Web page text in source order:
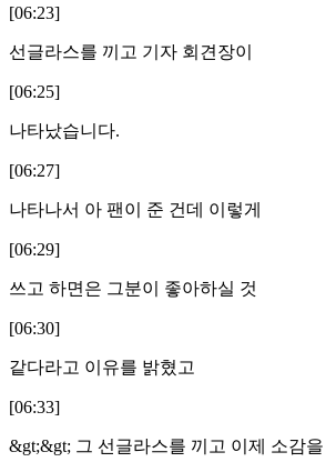
[06:23]
선글라스를 끼고 기자 회견장이
[06:25]
나타났습니다.
[06:27]
나타나서 아 팬이 준 건데 이렇게
[06:29]
쓰고 하면은 그분이 좋아하실 것
[06:30]
같다라고 이유를 밝혔고
[06:33]
&gt;&gt; 그 선글라스를 끼고 이제 소감을